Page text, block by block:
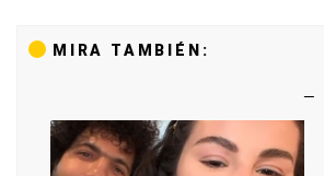
MIRA TAMBIÉN: